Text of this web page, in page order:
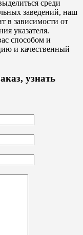
среди
заведений, наш
в зависимости от
указателя.
способом и
и качественный
узнать